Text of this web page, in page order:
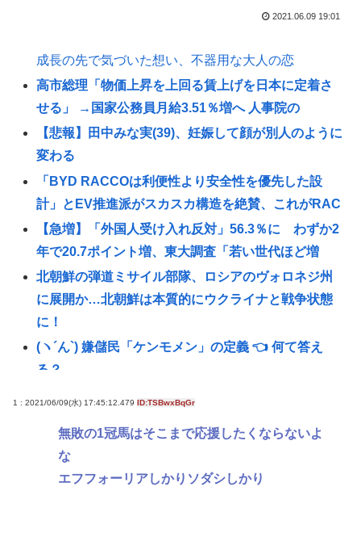
2021.06.09 19:01
成長の先で気づいた想い、不器用な大人の恋
高市総理「物価上昇を上回る賃上げを日本に定着さ
せる」 →国家公務員月給3.51％増へ 人事院の
【悲報】田中みな実(39)、妊娠して顔が別人のように
変わる
「BYD RACCOは利便性より安全性を優先した設
計」とEV推進派がスカスカ構造を絶賛、これがRAC
【急増】「外国人受け入れ反対」56.3％に わずか2
年で20.7ポイント増、東大調査「若い世代ほど増
北朝鮮の弾道ミサイル部隊、ロシアのヴォロネジ州
に展開か…北朝鮮は本質的にウクライナと戦争状態
に！
(ヽ´ん`) 嫌儲民「ケンモメン」の定義 👈 何て答え
る？
の？自民党の政治家だし普通に保守じゃん
1 : 2021/06/09(水) 17:45:12.479 ID:TSBwxBqGr
無敗の1冠馬はそこまで応援したくならないよ
な
エフフォーリアしかりソダシしかり